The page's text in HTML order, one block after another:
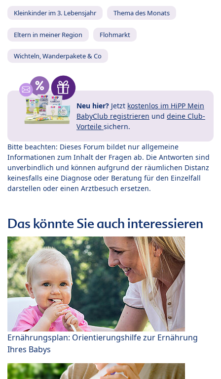
Kleinkinder im 3. Lebensjahr Thema des Monats
Eltern in meiner Region Flohmarkt
Wichteln, Wanderpakete & Co
Neu hier? Jetzt kostenlos im HiPP Mein
BabyClub registrieren und deine Club-
Vorteile sichern.
Bitte beachten: Dieses Forum bildet nur allgemeine
Informationen zum Inhalt der Fragen ab. Die Antworten sind
unverbindlich und können aufgrund der räumlichen Distanz
keinesfalls eine Diagnose oder Beratung für den Einzelfall
darstellen oder einen Arztbesuch ersetzen.
Das könnte Sie auch interessieren
Ernährungsplan: Orientierungshilfe zur Ernährung
Ihres Babys